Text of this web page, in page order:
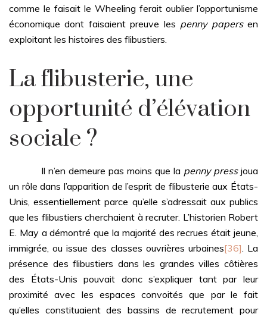
comme le faisait le Wheeling ferait oublier l’opportunisme
économique dont faisaient preuve les penny papersen
exploitant les histoires des flibustiers.
La flibusterie, une
opportunité d’élévation
sociale ?
Il n’en demeure pas moins que la penny pressjoua
un rôle dans l’apparition de l’esprit de flibusterie aux États-
Unis, essentiellement parce qu’elle s’adressait aux publics
que les flibustiers cherchaient à recruter. L’historien Robert
E. May a démontré que la majorité des recrues était jeune,
immigrée, ou issue des classes ouvrières urbaines[36]. La
présence des flibustiers dans les grandes villes côtières
des États-Unis pouvait donc s’expliquer tant par leur
proximité avec les espaces convoités que par le fait
qu’elles constituaient des bassins de recrutement pour